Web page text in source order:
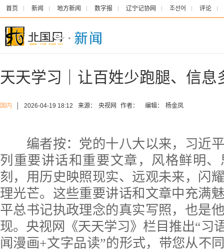
首页 新闻 地方新闻 数字报 辽宁记协网 조선어 评论
天天学习｜让百姓少跑腿、信息
国内 2026-04-19 18:12 来源： 央视网 作者： 编辑： 杨金凤
编者按：党的十八大以来，习近平
列重要讲话和重要文章，风格鲜明
刻，用历史映照现实、远观未来，闪
理光芒。这些重要讲话和文章中充满
平总书记执政理念的真实写照，也是
现。央视网《天天学习》栏目推出“习
闻漫画+文字品读”的形式，带您从不